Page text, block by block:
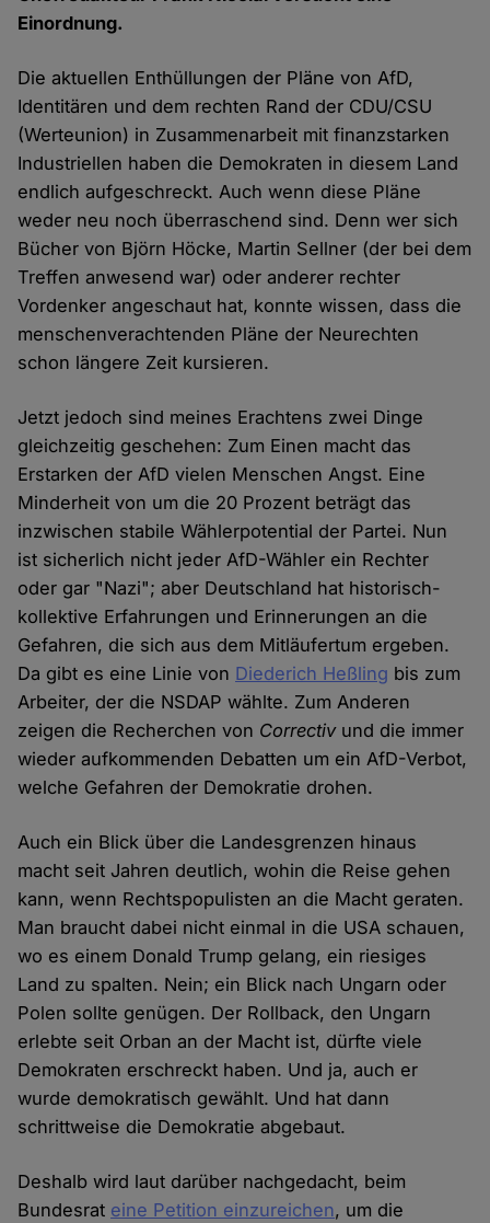
Einordnung.
Die aktuellen Enthüllungen der Pläne von AfD,
Identitären und dem rechten Rand der CDU/CSU
(Werteunion) in Zusammenarbeit mit finanzstarken
Industriellen haben die Demokraten in diesem Land
endlich aufgeschreckt. Auch wenn diese Pläne
weder neu noch überraschend sind. Denn wer sich
Bücher von Björn Höcke, Martin Sellner (der bei dem
Treffen anwesend war) oder anderer rechter
Vordenker angeschaut hat, konnte wissen, dass die
menschenverachtenden Pläne der Neurechten
schon längere Zeit kursieren.
Jetzt jedoch sind meines Erachtens zwei Dinge
gleichzeitig geschehen: Zum Einen macht das
Erstarken der AfD vielen Menschen Angst. Eine
Minderheit von um die 20 Prozent beträgt das
inzwischen stabile Wählerpotential der Partei. Nun
ist sicherlich nicht jeder AfD-Wähler ein Rechter
oder gar "Nazi"; aber Deutschland hat historisch-
kollektive Erfahrungen und Erinnerungen an die
Gefahren, die sich aus dem Mitläufertum ergeben.
Da gibt es eine Linie von Diederich Heßling bis zum
Arbeiter, der die NSDAP wählte. Zum Anderen
zeigen die Recherchen von Correctivund die immer
wieder aufkommenden Debatten um ein AfD-Verbot,
welche Gefahren der Demokratie drohen.
Auch ein Blick über die Landesgrenzen hinaus
macht seit Jahren deutlich, wohin die Reise gehen
kann, wenn Rechtspopulisten an die Macht geraten.
Man braucht dabei nicht einmal in die USA schauen,
wo es einem Donald Trump gelang, ein riesiges
Land zu spalten. Nein; ein Blick nach Ungarn oder
Polen sollte genügen. Der Rollback, den Ungarn
erlebte seit Orban an der Macht ist, dürfte viele
Demokraten erschreckt haben. Und ja, auch er
wurde demokratisch gewählt. Und hat dann
schrittweise die Demokratie abgebaut.
Deshalb wird laut darüber nachgedacht, beim
Bundesrat eine Petition einzureichen, um die